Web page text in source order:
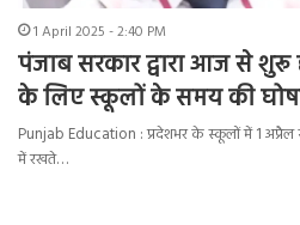
1 April 2025 - 2:40 PM
पंजाब सरकार द्वारा आज से शुरू
के लिए स्कूलों के समय की
Punjab Education : प्रदेशभर के स्कूलों में 1
में रखते…